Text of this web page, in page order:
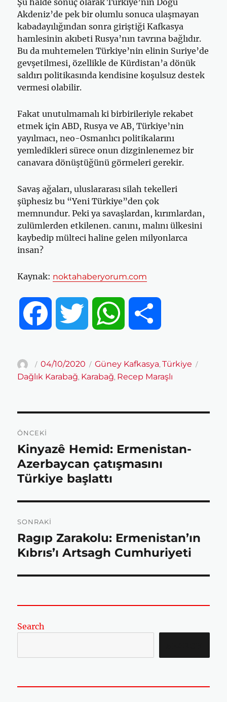
Şu halde sonuç olarak Türkiye’nin Doğu
Akdeniz’de pek bir olumlu sonuca ulaşmayan
kabadayılığından sonra giriştiği Kafkasya
hamlesinin akıbeti Rusya’nın tavrına bağlıdır.
Bu da muhtemelen Türkiye’nin elinin Suriye’de
gevşetilmesi, özellikle de Kürdistan’a dönük
saldırı politikasında kendisine koşulsuz destek
vermesi olabilir.
Fakat unutulmamalı ki birbirileriyle rekabet
etmek için ABD, Rusya ve AB, Türkiye’nin
yayılmacı, neo-Osmanlıcı politikalarını
yemledikleri sürece onun dizginlenemez bir
canavara dönüştüğünü görmeleri gerekir.
Savaş ağaları, uluslararası silah tekelleri
şüphesiz bu “Yeni Türkiye”den çok
memnundur. Peki ya savaşlardan, kırımlardan,
zulümlerden etkilenen. canını, malını ülkesini
kaybedip mülteci haline gelen milyonlarca
insan?
Kaynak: noktahaberyorum.com
c
e
o
k
i
t
e
a
t
p
a
r
Yazar
Yayın
tarihi
04/10/2020 Kategoriler
Güney Kafkasya,Türkiye
Dağlık Karabağ, Karabağ, Recep Maraşlı
gezinmesi
ÖNCEKI
Önceki
yazı:
Kinyazê Hemid: Ermenistan-
Azerbaycan çatışmasını
Türkiye başlattı
SONRAKI
Sonraki
yazı:
Ragıp Zarakolu: Ermenistan’ın
Kıbrıs’ı Artsagh Cumhuriyeti
Search